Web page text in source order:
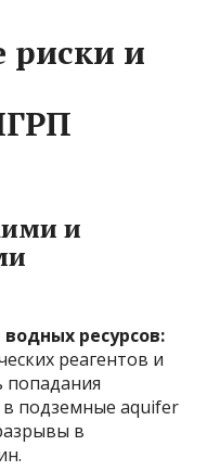
риски и
и
ресурсов:
реагентов и
попадания
подземные aquifer
в